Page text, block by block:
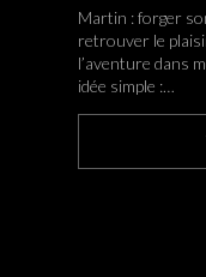
Martin : forger
retrouver le
l’aventure dans
idée simple :…